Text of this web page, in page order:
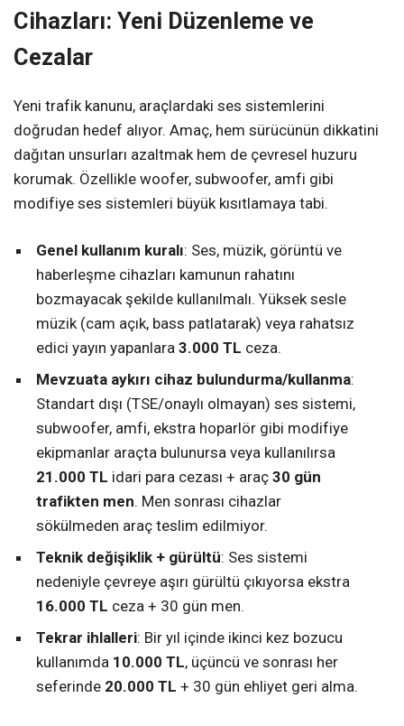
Cihazları: Yeni Düzenleme ve
Cezalar
Yeni trafik kanunu, araçlardaki ses sistemlerini
doğrudan hedef alıyor. Amaç, hem sürücünün dikkatini
dağıtan unsurları azaltmak hem de çevresel huzuru
korumak. Özellikle woofer, subwoofer, amfi gibi
modifiye ses sistemleri büyük kısıtlamaya tabi.
Genel kullanım kuralı: Ses, müzik, görüntü ve
haberleşme cihazları kamunun rahatını
bozmayacak şekilde kullanılmalı. Yüksek sesle
müzik (cam açık, bass patlatarak) veya rahatsız
edici yayın yapanlara 3.000 TL ceza.
Mevzuata aykırı cihaz bulundurma/kullanma:
Standart dışı (TSE/onaylı olmayan) ses sistemi,
subwoofer, amfi, ekstra hoparlör gibi modifiye
ekipmanlar araçta bulunursa veya kullanılırsa
21.000 TL idari para cezası + araç 30 gün
trafikten men. Men sonrası cihazlar
sökülmeden araç teslim edilmiyor.
Teknik değişiklik + gürültü: Ses sistemi
nedeniyle çevreye aşırı gürültü çıkıyorsa ekstra
16.000 TL ceza + 30 gün men.
Tekrar ihlalleri: Bir yıl içinde ikinci kez bozucu
kullanımda 10.000 TL, üçüncü ve sonrası her
seferinde 20.000 TL + 30 gün ehliyet geri alma.